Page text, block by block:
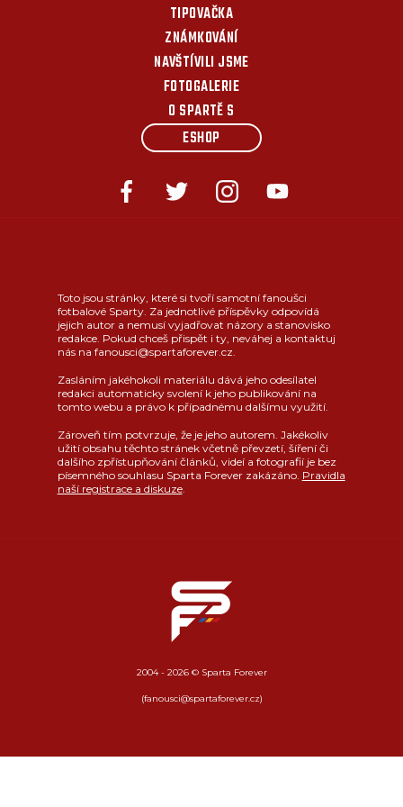
TIPOVAČKA
ZNÁMKOVÁNÍ
NAVŠTÍVILI JSME
FOTOGALERIE
O SPARTĚ S
ESHOP
Toto jsou stránky, které si tvoří samotní fanoušci
fotbalové Sparty. Za jednotlivé příspěvky odpovídá
jejich autor a nemusí vyjadřovat názory a stanovisko
redakce. Pokud chceš přispět i ty, neváhej a kontaktuj
nás na fanousci@spartaforever.cz.
Zasláním jakéhokoli materiálu dává jeho odesílatel
redakci automaticky svolení k jeho publikování na
tomto webu a právo k případnému dalšímu využití.
Zároveň tím potvrzuje, že je jeho autorem. Jakékoliv
užití obsahu těchto stránek včetně převzetí, šíření či
dalšího zpřístupňování článků, videí a fotografií je bez
písemného souhlasu Sparta Forever zakázáno. Pravidla
naší registrace a diskuze.
2004 - 2026 © Sparta Forever
(fanousci@spartaforever.cz)